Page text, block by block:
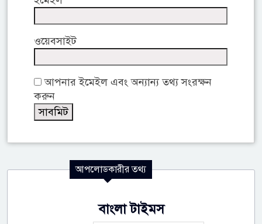
ওয়েবসাইট
আপনার ইমেইল এবং অন্যান্য তথ্য সংরক্ষন
করুন
আপলোডকারীর তথ্য
বাংলা টাইমস